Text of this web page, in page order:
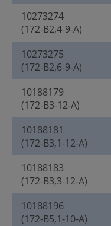
10273274
(172-B2,4-9-A)
10273275
(172-B2,6-9-A)
10188179
(172-B3-12-A)
10188181
(172-B3,1-12-A)
10188183
(172-B3,3-12-A)
10188196
(172-B5,1-10-A)